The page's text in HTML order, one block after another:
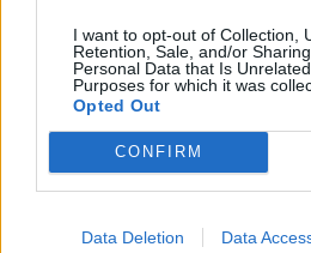
I want to opt-out of Collection,
Retention, Sale, and/or
Personal Data that Is
Purposes for which it was
Opted Out
CONFIRM
Data Deletion Data
Δημοφιλή αυτή την